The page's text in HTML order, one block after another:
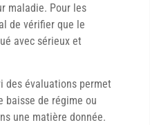
maladie. Pour les
de vérifier que le
avec sérieux et
des évaluations permet
baisse de régime ou
une matière donnée.